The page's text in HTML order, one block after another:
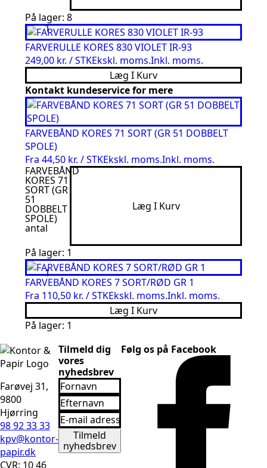
På lager: 8
FARVERULLE KORES 830 VIOLET IR-93
249,00 kr. / STKEkskl. moms.Inkl. moms.
Læg I Kurv
Kontakt kundeservice for mere
FARVEBÅND KORES 71 SORT (GR 51 DOBBELT
SPOLE)
Fra 44,50 kr. / STKEkskl. moms.Inkl. moms.
FARVEBÅND
KORES 71
SORT (GR
51
DOBBELT
SPOLE)
antal
Læg I Kurv
På lager: 1
FARVEBÅND KORES 7 SORT/RØD GR 1
Fra 110,50 kr. / STKEkskl. moms.Inkl. moms.
Læg I Kurv
På lager: 1
Farøvej 31,
9800
Hjørring
98 92 33 33
kpv@kontor-
papir.dk
CVR: 10 46
Tilmeld dig
vores
nyhedsbrev
Fornavn
*
Efternavn
*
Email
*
Tilmeld
nyhedsbrev
Følg os på Facebook